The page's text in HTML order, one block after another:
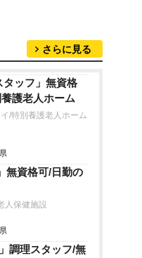
さらに見る
タッフ」無資格
護老人ホーム
/特別養護老人ホーム
無資格可/日勤の
人保健施設
調理スタッフ/無